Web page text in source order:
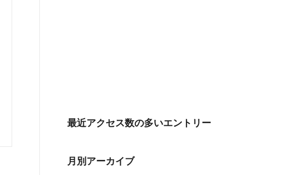
最近アクセス数の多いエントリー
月別アーカイブ